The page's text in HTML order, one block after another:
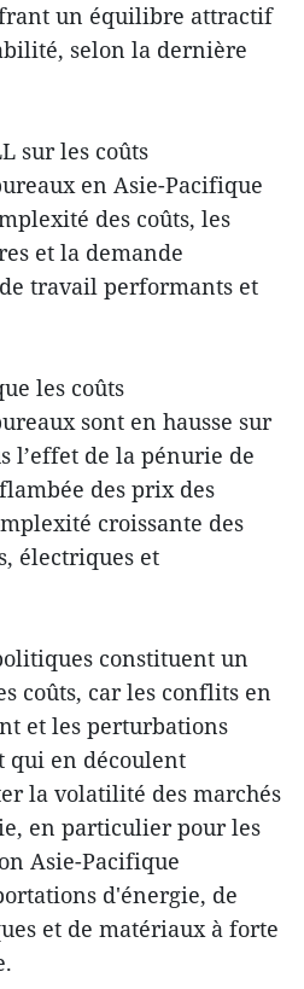
un équilibre attractif
selon la dernière
sur les coûts
en Asie-Pacifique
des coûts, les
et la demande
de travail performants et
les coûts
sont en hausse sur
l’effet de la pénurie de
des prix des
croissante des
électriques et
constituent un
coûts, car les conflits en
et les perturbations
qui en découlent
la volatilité des marchés
en particulier pour les
Asie-Pacifique
d'énergie, de
et de matériaux à forte